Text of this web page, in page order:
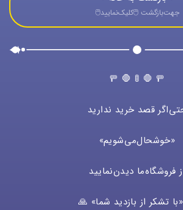
جهت‌بازگشت 🖱️كليک‌نماييد🖱️
🚥 🛑 🚦 🛑 🚥
قصد خرید ندارید
«خوشحال‌می‌شویم»
فروشگاه‌ما دیدن‌نمایید
تشکر از بازدید شما» 🙏